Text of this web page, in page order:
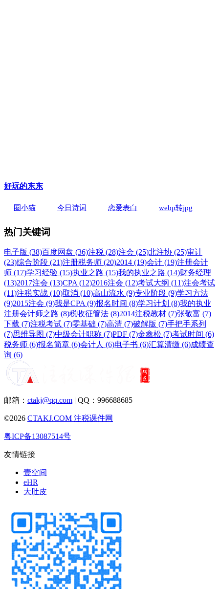
好玩的东东
圈小猫 今日诗词 恋爱表白 webp转jpg
热门关键词
电子版 (38)百度网盘 (36)注税 (28)注会 (25)北注协 (25)审计
(23)综合阶段 (21)注册税务师 (20)2014 (19)会计 (19)注册会计
师 (17)学习经验 (15)执业之路 (15)我的执业之路 (14)财务经理
(13)2017注会 (13)CPA (12)2016注会 (12)考试大纲 (11)注会考试
(11)注税实战 (10)取消 (10)高山流水 (9)专业阶段 (9)学习方法
(9)2015注会 (9)我是CPA (9)报名时间 (8)学习计划 (8)我的执业
注册会计师之路 (8)税收征管法 (8)2014注税教材 (7)张敬富 (7)
下载 (7)注税考试 (7)零基础 (7)高清 (7)破解版 (7)手把手系列
(7)思维导图 (7)中级会计职称 (7)PDF (7)金鑫松 (7)考试时间 (6)
税务师 (6)报名简章 (6)会计人 (6)电子书 (6)汇算清缴 (6)成绩查
询 (6)
邮箱： ctakj@qq.com | QQ：996688685
©2026 CTAKJ.COM 注税课件网
粤ICP备13087514号
友情链接
壹空间
eHR
大肚皮